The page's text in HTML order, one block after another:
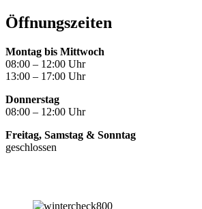
Öffnungszeiten
Montag bis Mittwoch
08:00 – 12:00 Uhr
13:00 – 17:00 Uhr
Donnerstag
08:00 – 12:00 Uhr
Freitag, Samstag & Sonntag
geschlossen